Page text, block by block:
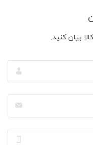
بیان کنید.